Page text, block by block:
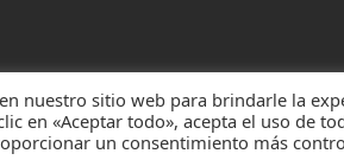
hola@virivee.es
nuestro sitio web para brindarle la
en «Aceptar todo», acepta el uso de
un consentimiento más